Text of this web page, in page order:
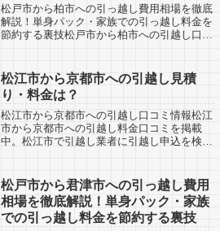
松戸市から柏市への引っ越し費用相場を徹底
解説！単身パック・家族での引っ越し料金を
節約する裏技松戸市から柏市への引越し口コ
ら柏市まではすぐそばになります。その日
中...
松江市から京都市への引越し見積
り・料金は？
松江市から京都市への引越し口コミ情報松江
市から京都市への引越し料金口コミを掲載
中。松江市で引越し業者に引越し申込を検討
間）とかなりの長距離です。車で片道で約
3...
松戸市から君津市への引っ越し費用
相場を徹底解説！単身パック・家族
での引っ越し料金を節約する裏技